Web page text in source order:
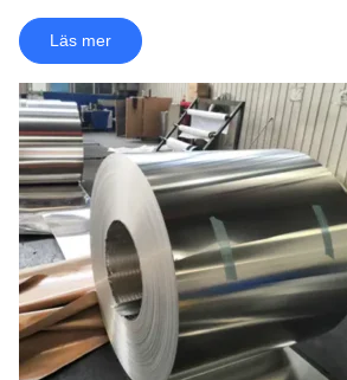
Läs mer